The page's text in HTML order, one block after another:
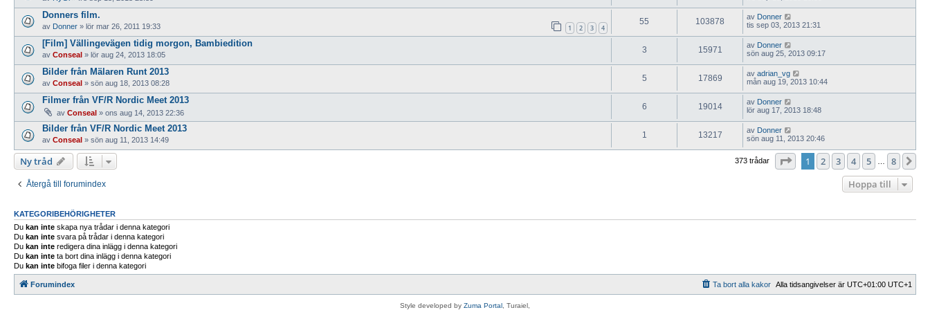
Donners film.
av Donner » lör mar 26, 2011 19:33 1 2 3 4
55 103878 av Donner
tis sep 03, 2013 21:31
[Film] Vällingevägen tidig morgon, Bambiedition
av Conseal » lör aug 24, 2013 18:05
3 15971 av Donner
sön aug 25, 2013 09:17
Bilder från Mälaren Runt 2013
av Conseal » sön aug 18, 2013 08:28
5 17869 av adrian_vg
mån aug 19, 2013 10:44
Filmer från VF/R Nordic Meet 2013
av Conseal » ons aug 14, 2013 22:36
6 19014 av Donner
lör aug 17, 2013 18:48
Bilder från VF/R Nordic Meet 2013
av Conseal » sön aug 11, 2013 14:49
1 13217 av Donner
sön aug 11, 2013 20:46
Ny tråd 373 trådar Sida av 8
1 2 3 4 5 8
Återgå till forumindex Hoppa till
KATEGORIBEHÖRIGHETER
Du kan inte skapa nya trådar i denna kategori
Du kan inte svara på trådar i denna kategori
Du kan inte redigera dina inlägg i denna kategori
Du kan inte ta bort dina inlägg i denna kategori
Du kan inte bifoga filer i denna kategori
Forumindex Alla tidsangivelser är UTC+01:00 UTC+1
Ta bort alla kakor
Style developed by Zuma Portal, Turaiel,